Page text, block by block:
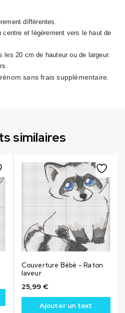
différentes.
centre et légèrement vers le haut de
les 20 cm de hauteur ou de largeur.
sans frais supplémentaire.
similaires
Couverture Bébé - Raton
laveur
25,99 €
Ajouter un text